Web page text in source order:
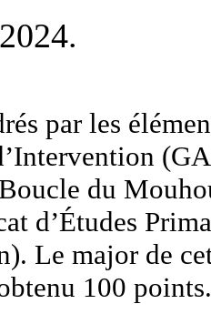
par les
du
d’Études
Le major de
100 points.